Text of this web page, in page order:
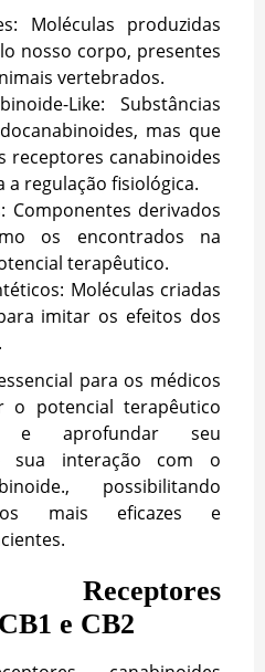
Moléculas produzidas
nosso corpo, presentes
vertebrados.
Like: Substâncias
mas que
receptores canabinoides
regulação fisiológica.
Componentes derivados
os encontrados na
terapêutico.
Moléculas criadas
imitar os efeitos dos
para os médicos
o potencial terapêutico
e aprofundar seu
sua interação com o
possibilitando
mais eficazes e
e CB2